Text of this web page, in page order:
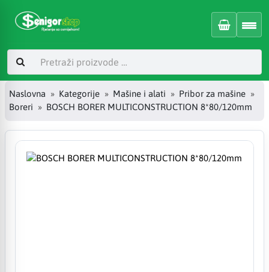
Naslovna Kategorije Mašine i alati
Pribor za mašine
Boreri
BOSCH BORER MULTICONSTRUCTION 8*80/120mm